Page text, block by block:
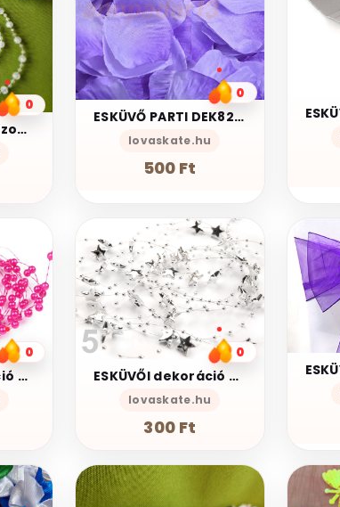
0
DEK53 - Menyasszonyi AB kristály színű gyöngyök zsinóron 150cm
0
ESKÜVŐ PARTI DEK82 - 100db-os textil virágszirom – levendulalila
lovaskate.hu
500 Ft
0
ESKÜVŐI dekoráció DEK18 – 3mm-es Pink színű gyöngyös szilikonszál – méterre
0
ESKÜVŐI dekoráció DEK21 – Ezüst színű csillagos gyöngyös szilikonszál – méterre
lovaskate.hu
300 Ft